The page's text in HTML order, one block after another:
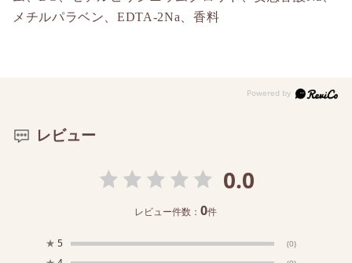
メチルパラベン、EDTA-2Na、香料
レビュー
0.0
レビュー件数：0件
★ 5 (0)